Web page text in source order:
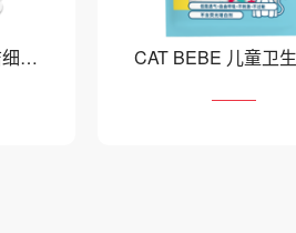
轴 CAT BEBE 儿童卫